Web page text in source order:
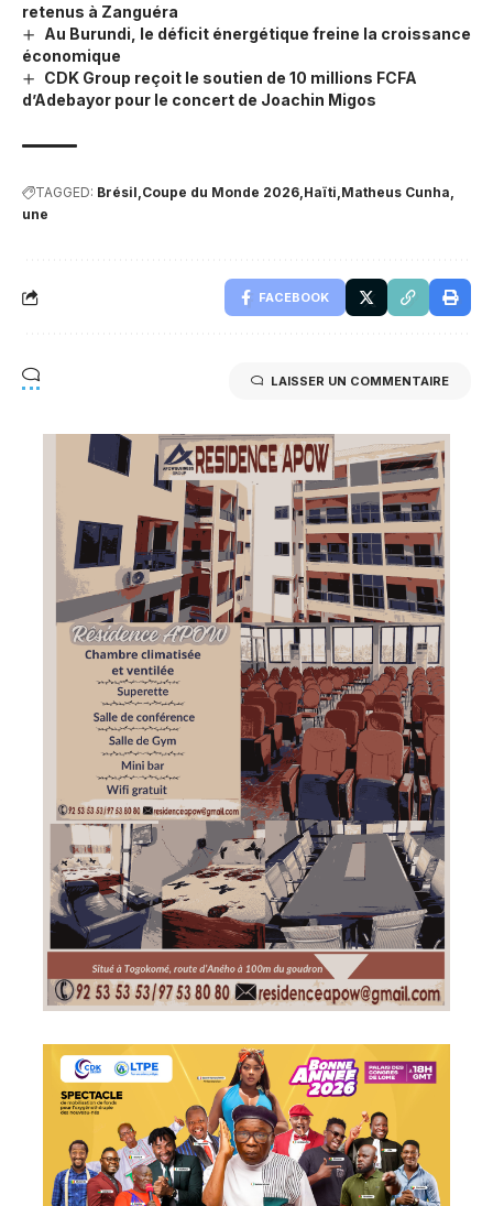
retenus à Zanguéra
Au Burundi, le déficit énergétique freine la croissance
économique
CDK Group reçoit le soutien de 10 millions FCFA
d’Adebayor pour le concert de Joachin Migos
TAGGED: Brésil Coupe du Monde 2026 Haïti Matheus Cunha
une
FACEBOOK
LAISSER UN COMMENTAIRE